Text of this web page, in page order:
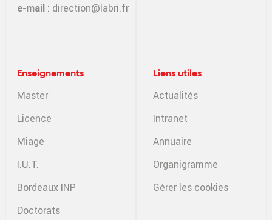
e-mail : direction@labri.fr
Enseignements
Master
Licence
Miage
I.U.T.
Bordeaux INP
Doctorats
Liens utiles
Actualités
Intranet
Annuaire
Organigramme
Gérer les cookies